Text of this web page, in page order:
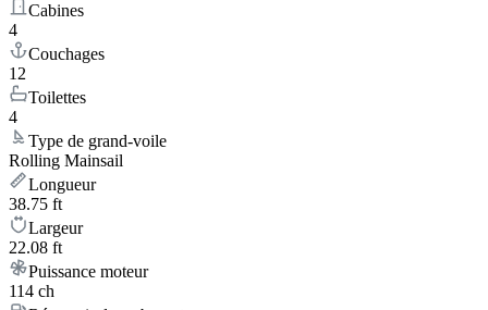
Cabines
4
Couchages
12
Toilettes
4
Type de grand-voile
Rolling Mainsail
Longueur
38.75 ft
Largeur
22.08 ft
Puissance moteur
114 ch